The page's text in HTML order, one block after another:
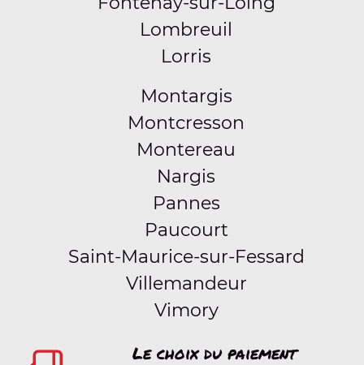
Lombreuil
Lorris
Montargis
Montcresson
Montereau
Nargis
Pannes
Paucourt
Saint-Maurice-sur-Fessard
Villemandeur
Vimory
Le choix du paiement